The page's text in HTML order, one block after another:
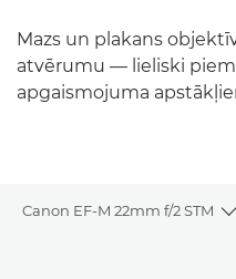
Mazs un plakans
atvērumu — lieliski
apgaismojuma
Canon EF-M 22mm f/2 STM